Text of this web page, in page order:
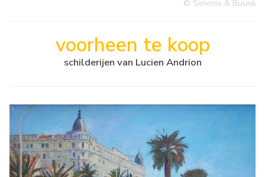
© Simonis & Buunk
voorheen te koop
schilderijen van Lucien Andrion